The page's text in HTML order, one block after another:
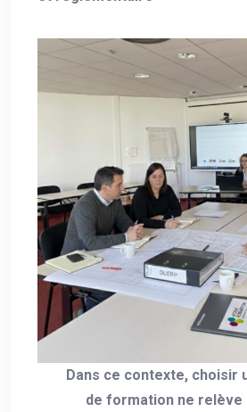
Dans ce contexte, choisir
de formation ne relève